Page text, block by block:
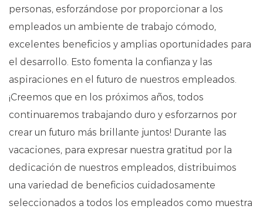
personas, esforzándose por proporcionar a los
empleados un ambiente de trabajo cómodo,
excelentes beneficios y amplias oportunidades para
el desarrollo. Esto fomenta la confianza y las
aspiraciones en el futuro de nuestros empleados.
¡Creemos que en los próximos años, todos
continuaremos trabajando duro y esforzarnos por
crear un futuro más brillante juntos! Durante las
vacaciones, para expresar nuestra gratitud por la
dedicación de nuestros empleados, distribuimos
una variedad de beneficios cuidadosamente
seleccionados a todos los empleados como muestra